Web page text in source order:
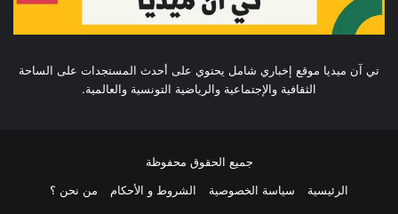
تي آن ميديا موقع إخباري شامل يحتوي على أحدث المستجدات على الساحة
الثقافية والإجتماعية والرياضية التونسية والعالمية.
جميع الحقوق محفوظة
الرئيسية
سياسة الخصوصية الشروط و الأحكام
من نحن ؟